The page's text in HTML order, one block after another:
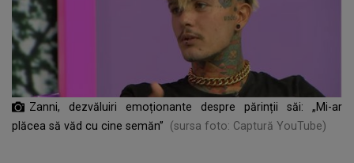
Zanni, dezvăluiri emoționante despre părinții săi: „Mi-ar
plăcea să văd cu cine semăn”
(sursa foto: Captură YouTube)